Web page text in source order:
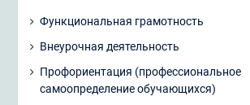
Функциональная грамотность
Внеурочная деятельность
Профориентация (профессиональное
самоопределение обучающихся)